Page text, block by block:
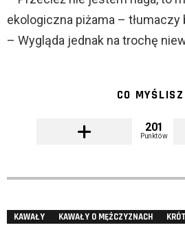
ekologiczna piżama – tłumaczy
– Wygląda jednak na trochę
CO
201
Punktów
KAWAŁY KAWAŁY O MĘŻCZYZNACH